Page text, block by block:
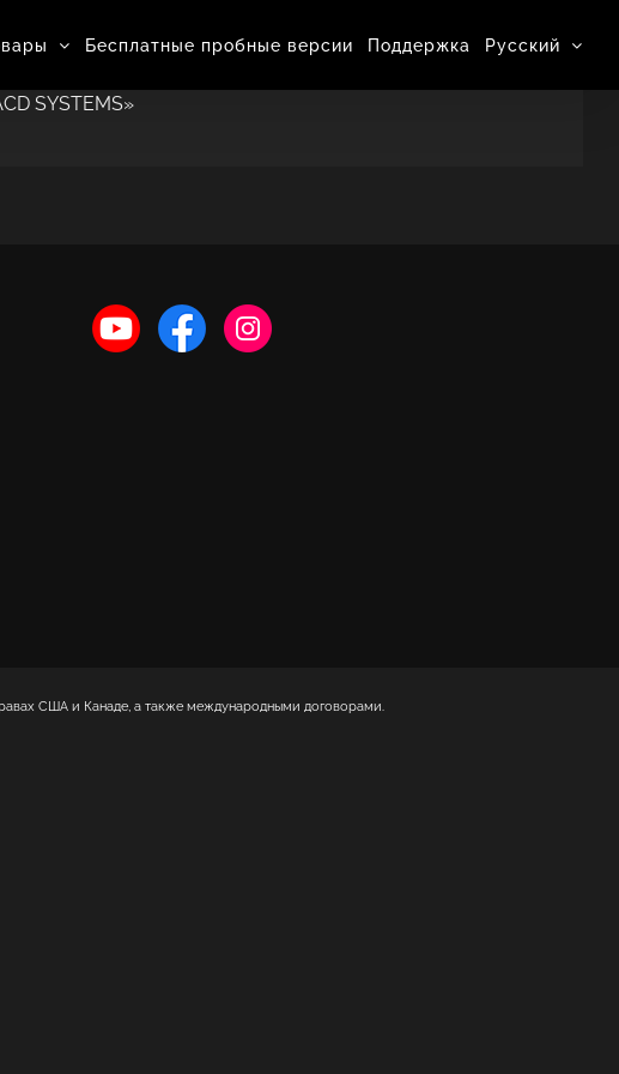
Бесплатные пробные версии Поддержка Pусский
SYSTEMS»
США и Канаде, а также международными договорами.